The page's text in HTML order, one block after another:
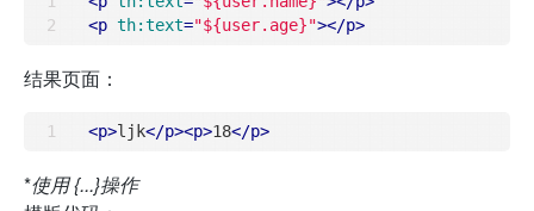
<p th:text="${user.age}"></p>
结果页面：
<p>ljk</p><p>18</p>
*使用{...}操作